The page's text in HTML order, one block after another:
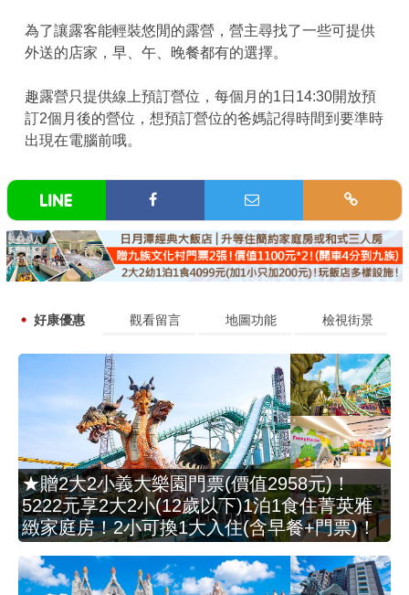
為了讓露客能輕裝悠閒的露營，營主尋找了一些可提供
外送的店家，早、午、晚餐都有的選擇。
趣露營只提供線上預訂營位，每個月的1日14:30開放預
訂2個月後的營位，想預訂營位的爸媽記得時間到要準時
出現在電腦前哦。
好康優惠 觀看留言 地圖功能 檢視街景
★贈2大2小義大樂園門票(價值2958元)！
5222元享2大2小(12歲以下)1泊1食住菁英雅
緻家庭房！2小可換1大入住(含早餐+門票)！